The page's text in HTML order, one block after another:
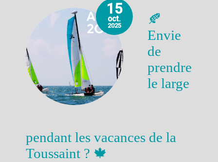
15
oct.
2025
🍂
Envie
de
prendre
le large
pendant les vacances de la
Toussaint ? 🍁